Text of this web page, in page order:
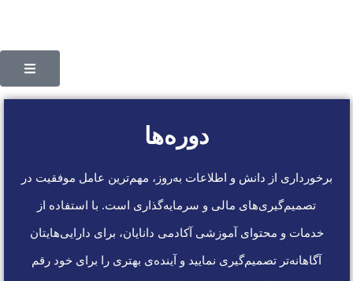
دوره‌ها
برخورداری از دانش و اطلاعات به‌روز، مهم‌ترین عامل موفقیت در
تصمیم‌گیری‌های مالی و سرمایه‌گذاری است. با استفاده از
خدمات و محتوای آموزشی آکادمی دانایان، برای دارایی‌هایتان
آگاهانه‌تر تصمیم‌گیری نمایید و آینده‌ی بهتری را برای خود رقم